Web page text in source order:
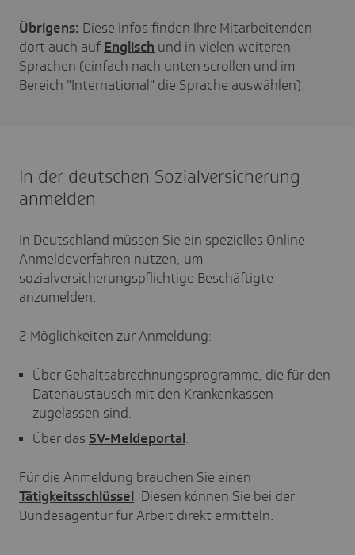
Übrigens: Diese Infos finden Ihre Mitarbeitenden
dort auch aufEnglisch und in vielen weiteren
Sprachen (einfach nach unten scrollen und im
Bereich "International" die Sprache auswählen).
In der deutschen Sozialversicherung
anmelden
In Deutschland müssen Sie ein spezielles Online-
Anmeldeverfahren nutzen, um
sozialversicherungspflichtige Beschäftigte
anzumelden.
2 Möglichkeiten zur Anmeldung:
Über Gehaltsabrechnungsprogramme, die für den
Datenaustausch mit den Krankenkassen
zugelassen sind.
Über das SV-Meldeportal.
Für die Anmeldung brauchen Sie einen
Tätigkeitsschlüssel. Diesen können Sie bei der
Bundesagentur für Arbeit direkt ermitteln.